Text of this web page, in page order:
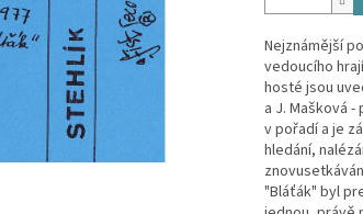
Nejznámější
vedoucího
hosté jsou
a J. Mašková
v pořadí a je
hledání,
"Bláťák" byl